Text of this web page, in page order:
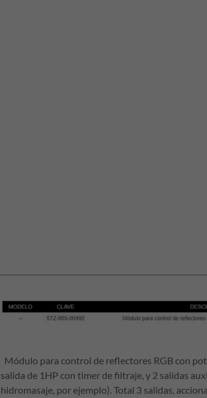
Módulo para control de reflectores RGB con
salida de 1HP con timer de filtraje, y 2 salidas
hidromasaje, por ejemplo). Total 3 salidas,